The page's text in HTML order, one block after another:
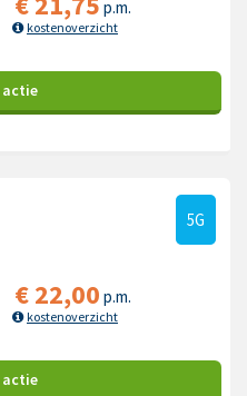
p.m.
kostenoverzicht
actie
5G
€22,00 p.m.
kostenoverzicht
actie